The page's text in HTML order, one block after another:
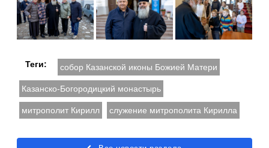
Теги: собор Казанской иконы Божией Матери
Казанско-Богородицкий монастырь
митрополит Кирилл служение митрополита Кирилла